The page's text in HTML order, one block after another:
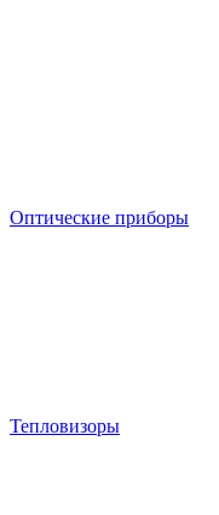
Оптические приборы
Тепловизоры